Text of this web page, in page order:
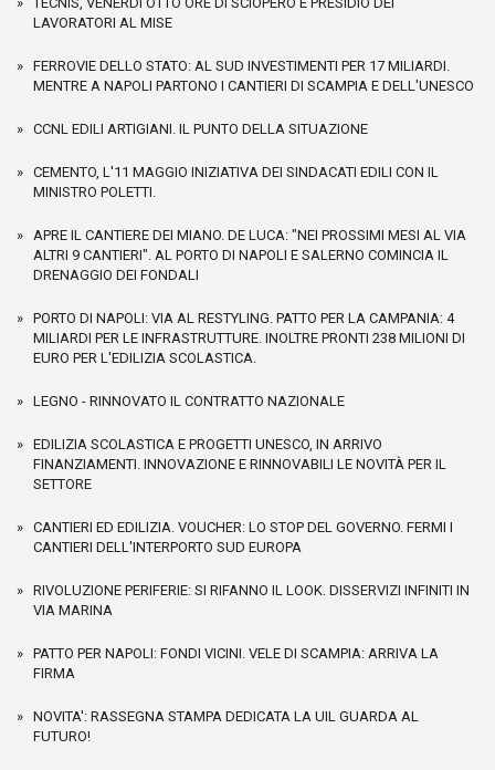
LAVORATORI AL MISE
FERROVIE DELLO STATO: AL SUD INVESTIMENTI PER 17 MILIARDI.
MENTRE A NAPOLI PARTONO I CANTIERI DI SCAMPIA E DELL'UNESCO
CCNL EDILI ARTIGIANI. IL PUNTO DELLA SITUAZIONE
CEMENTO, L'11 MAGGIO INIZIATIVA DEI SINDACATI EDILI CON IL
MINISTRO POLETTI.
APRE IL CANTIERE DEI MIANO. DE LUCA: "NEI PROSSIMI MESI AL VIA
ALTRI 9 CANTIERI". AL PORTO DI NAPOLI E SALERNO COMINCIA IL
DRENAGGIO DEI FONDALI
PORTO DI NAPOLI: VIA AL RESTYLING. PATTO PER LA CAMPANIA: 4
MILIARDI PER LE INFRASTRUTTURE. INOLTRE PRONTI 238 MILIONI DI
EURO PER L'EDILIZIA SCOLASTICA.
LEGNO - RINNOVATO IL CONTRATTO NAZIONALE
EDILIZIA SCOLASTICA E PROGETTI UNESCO, IN ARRIVO
FINANZIAMENTI. INNOVAZIONE E RINNOVABILI LE NOVITÀ PER IL
SETTORE
CANTIERI ED EDILIZIA. VOUCHER: LO STOP DEL GOVERNO. FERMI I
CANTIERI DELL'INTERPORTO SUD EUROPA
RIVOLUZIONE PERIFERIE: SI RIFANNO IL LOOK. DISSERVIZI INFINITI IN
VIA MARINA
PATTO PER NAPOLI: FONDI VICINI. VELE DI SCAMPIA: ARRIVA LA
FIRMA
NOVITA': RASSEGNA STAMPA DEDICATA LA UIL GUARDA AL
FUTURO!